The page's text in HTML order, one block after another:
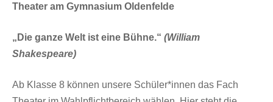
Theater am Gymnasium Oldenfelde
„Die ganze Welt ist eine Bühne.“ (William
Shakespeare)
Ab Klasse 8 können unsere Schüler*innen das Fach